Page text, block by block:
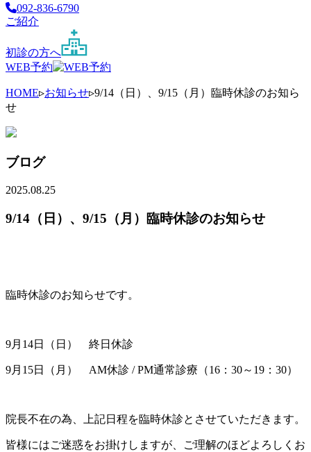
092-836-6790
ご紹介
初診の方へ
WEB予約
HOME▹お知らせ▹9/14（日）、9/15（月）臨時休診のお知ら
せ
ブログ
2025.08.25
9/14（日）、9/15（月）臨時休診のお知らせ
臨時休診のお知らせです。
9月14日（日） 終日休診
9月15日（月） AM休診 / PM通常診療（16：30～19：30）
院長不在の為、上記日程を臨時休診とさせていただきます。
皆様にはご迷惑をお掛けしますが、ご理解のほどよろしくお